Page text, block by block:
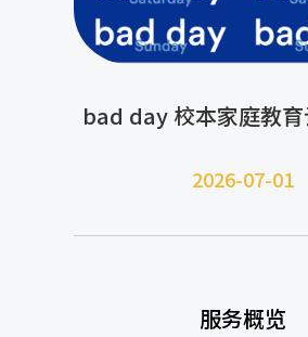
bad day 校本家庭教
2026-07-01
服务概览